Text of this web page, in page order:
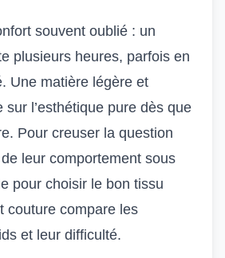
souvent oublié : un
plusieurs heures, parfois en
Une matière légère et
sur l’esthétique pure dès que
Pour creuser la question
leur comportement sous
pour choisir le bon tissu
couture compare les
et leur difficulté.